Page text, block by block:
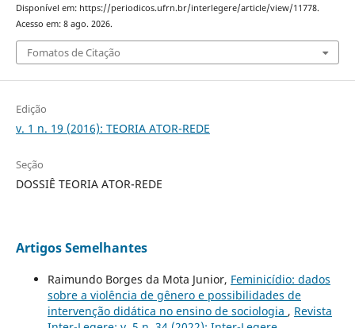
Disponível em: https://periodicos.ufrn.br/interlegere/article/view/11778.
Acesso em: 8 ago. 2026.
Fomatos de Citação
Edição
v. 1 n. 19 (2016): TEORIA ATOR-REDE
Seção
DOSSIÊ TEORIA ATOR-REDE
Artigos Semelhantes
Raimundo Borges da Mota Junior, Feminicídio: dados
sobre a violência de gênero e possibilidades de
intervenção didática no ensino de sociologia , Revista